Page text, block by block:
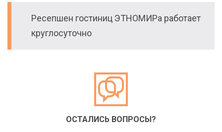
Ресепшен гостиниц ЭТНОМИРа работает
круглосуточно
ОСТАЛИСЬ ВОПРОСЫ?